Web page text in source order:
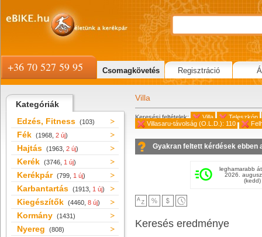
Kategóriák
Edzés, Fitness (103)
Fék (1968, 2 új)
Hajtás (1963, 2 új)
Kerék (3746, 1 új)
Kerékpár (799, 1 új)
Karbantartás (1913, 1 új)
Kiegészítők (4460, 8 új)
Kormány (1431)
Nyereg (808)
Villa
Keresési feltételek: Villa
Teleszkóp
Villasaru-távolság (O.L.D.): 110
Gyakran feltett kérdések ebben
leghamarabb
2026.
(kedd)
Keresés eredménye
+36 70 527 59 95 Csomagkövetés Regisztráció